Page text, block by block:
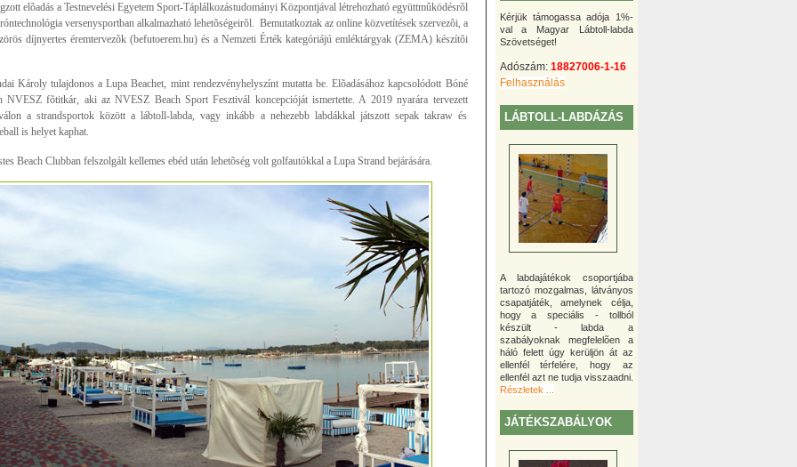
Kérjük támogassa adója 1%-
val a Magyar Lábtoll-labda
Szövetséget!
Adószám: 18827006-1-16
Felhasználás
LÁBTOLL-LABDÁZÁS
A labdajátékok csoportjába
tartozó mozgalmas, látványos
csapatjáték, amelynek célja,
hogy a speciális - tollból
készült - labda a
szabályoknak megfelelõen a
háló felett úgy kerüljön át az
ellenfél térfelére, hogy az
ellenfél azt ne tudja visszaadni.
Részletek ...
JÁTÉKSZABÁLYOK
elõadás a Testnevelési Egyetem Sport-Táplálkozástudományi Központjával létrehozható együttmûködésrõl
versenysportban alkalmazható lehetõségeirõl. Bemutatkoztak az online közvetítések szervezõi, a
díjnyertes éremtervezõk (befutoerem.hu) és a Nemzeti Érték kategóriájú emléktárgyak (ZEMA) készítõi
Károly tulajdonos a Lupa Beachet, mint rendezvényhelyszínt mutatta be. Elõadásához kapcsolódott Bóné
NVESZ fõtitkár, aki az NVESZ Beach Sport Fesztivál koncepcióját ismertette. A 2019 nyarára tervezett
a strandsportok között a lábtoll-labda, vagy inkább a nehezebb labdákkal játszott sepak takraw és
is helyet kaphat.
Beach Clubban felszolgált kellemes ebéd után lehetõség volt golfautókkal a Lupa Strand bejárására.